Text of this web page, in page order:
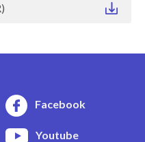
Facebook
Youtube